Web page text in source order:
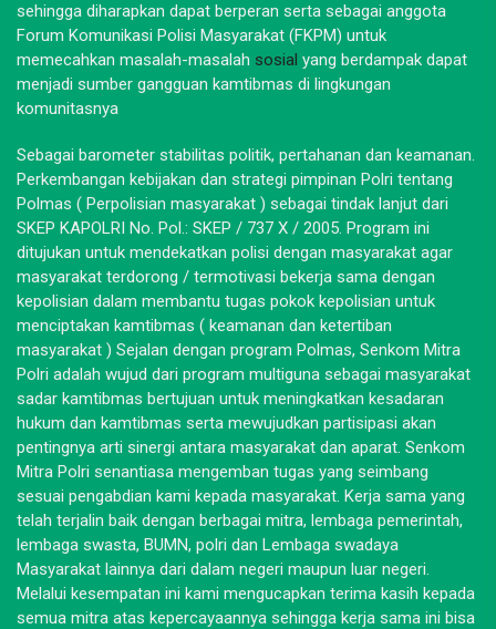
sehingga diharapkan dapat berperan serta sebagai anggota
Forum Komunikasi Polisi Masyarakat (FKPM) untuk
memecahkan masalah-masalah sosial yang berdampak dapat
menjadi sumber gangguan kamtibmas di lingkungan
komunitasnya
Sebagai barometer stabilitas politik, pertahanan dan keamanan.
Perkembangan kebijakan dan strategi pimpinan Polri tentang
Polmas ( Perpolisian masyarakat ) sebagai tindak lanjut dari
SKEP KAPOLRI No. Pol.: SKEP / 737 X / 2005. Program ini
ditujukan untuk mendekatkan polisi dengan masyarakat agar
masyarakat terdorong / termotivasi bekerja sama dengan
kepolisian dalam membantu tugas pokok kepolisian untuk
menciptakan kamtibmas ( keamanan dan ketertiban
masyarakat ) Sejalan dengan program Polmas, Senkom Mitra
Polri adalah wujud dari program multiguna sebagai masyarakat
sadar kamtibmas bertujuan untuk meningkatkan kesadaran
hukum dan kamtibmas serta mewujudkan partisipasi akan
pentingnya arti sinergi antara masyarakat dan aparat. Senkom
Mitra Polri senantiasa mengemban tugas yang seimbang
sesuai pengabdian kami kepada masyarakat. Kerja sama yang
telah terjalin baik dengan berbagai mitra, lembaga pemerintah,
lembaga swasta, BUMN, polri dan Lembaga swadaya
Masyarakat lainnya dari dalam negeri maupun luar negeri.
Melalui kesempatan ini kami mengucapkan terima kasih kepada
semua mitra atas kepercayaannya sehingga kerja sama ini bisa